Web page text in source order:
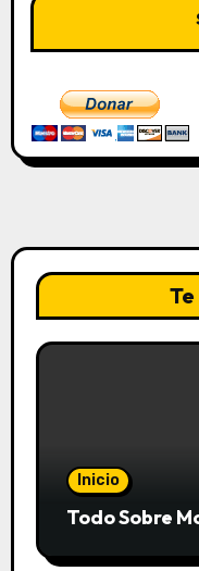
Inicio
Todo Sobre